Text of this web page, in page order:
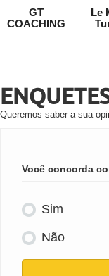
GT
COACHING
Le
Queremos saber a sua
Você concorda
Sim
Não